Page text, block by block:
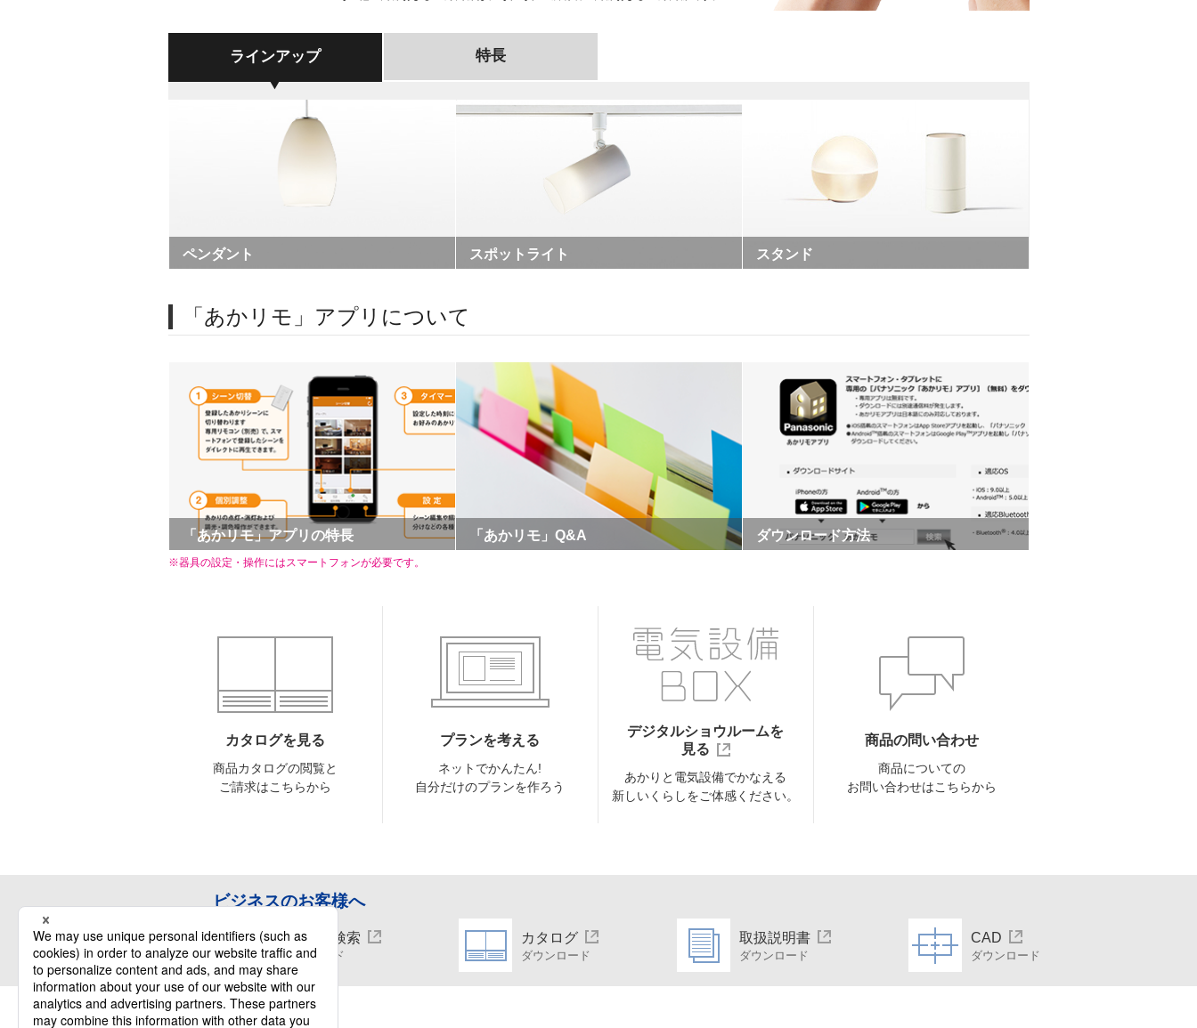
ラインアップ 特長
ペンダント スポットライト スタンド
「あかリモ」アプリについて
「あかリモ」アプリの特長 「あかリモ」Q&A ダウンロード方法
※器具の設定・操作にはスマートフォンが必要です。
カタログを見る
商品カタログの閲覧と
ご請求はこちらから
プランを考える
ネットでかんたん!
自分だけのプランを作ろう
デジタルショウルームを
見る
あかりと電気設備でかなえる
新しいくらしをご体感ください。
商品の問い合わせ
商品についての
お問い合わせはこちらから
ビジネスのお客様へ
照明器具検索
ダウンロード
カタログ
ダウンロード
取扱説明書
ダウンロード
CAD
ダウンロード